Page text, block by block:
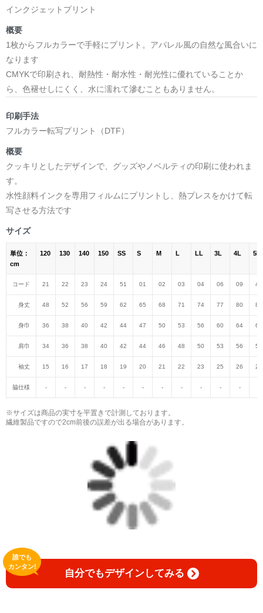
インクジェットプリント
概要
1枚からフルカラーで手軽にプリント。アパレル風の自然な風合いに
なります
CMYKで印刷され、耐熱性・耐水性・耐光性に優れていることか
ら、色褪せしにくく、水に濡れて滲むこともありません。
印刷手法
フルカラー転写プリント（DTF）
概要
クッキリとしたデザインで、グッズやノベルティの印刷に使われま
す。
水性顔料インクを専用フィルムにプリントし、熱プレスをかけて転
写させる方法です
サイズ
単位：
cm
120 130 140 150 SS S M L LL 3L 4L 5L
コード 21 22 23 24 51 01 02 03 04 06 09 47
身丈 48 52 56 59 62 65 68 71 74 77 80 82
身巾 36 38 40 42 44 47 50 53 56 60 64 68
肩巾 34 36 38 40 42 44 46 48 50 53 56 59
袖丈 15 16 17 18 19 20 21 22 23 25 26 27
脇仕様 - - - - - - - - - - -
※サイズは商品の実寸を平置きで計測しております。
繊維製品ですので2cm前後の誤差が出る場合があります。
自分でもデザインしてみる
誰でも
カンタン!